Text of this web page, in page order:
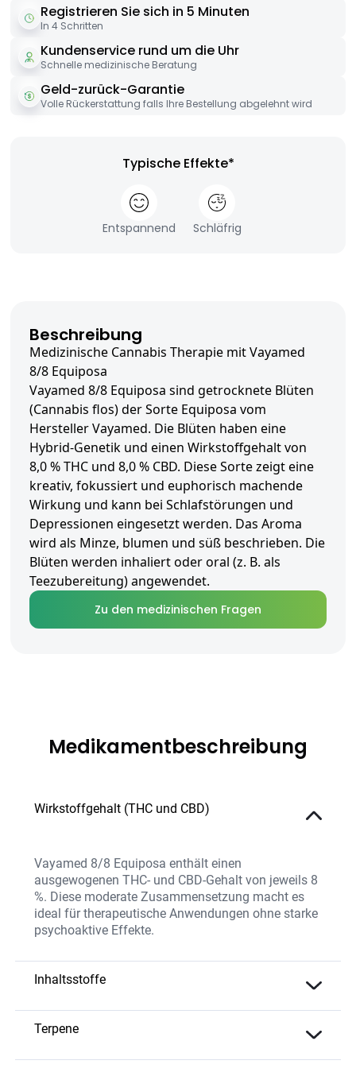
Registrieren Sie sich in 5 Minuten
In 4 Schritten
Kundenservice rund um die Uhr
Schnelle medizinische Beratung
Geld-zurück-Garantie
Volle Rückerstattung falls Ihre Bestellung abgelehnt wird
Typische Effekte*
Entspannend Schläfrig
Beschreibung
Medizinische Cannabis Therapie mit Vayamed
8/8 Equiposa
Vayamed 8/8 Equiposa sind getrocknete Blüten
(Cannabis flos) der Sorte Equiposa vom
Hersteller Vayamed. Die Blüten haben eine
Hybrid-Genetik und einen Wirkstoffgehalt von
8,0 % THC und 8,0 % CBD. Diese Sorte zeigt eine
kreativ, fokussiert und euphorisch machende
Wirkung und kann bei Schlafstörungen und
Depressionen eingesetzt werden. Das Aroma
wird als Minze, blumen und süß beschrieben. Die
Blüten werden inhaliert oder oral (z. B. als
Teezubereitung) angewendet.
Zu den medizinischen Fragen
Medikamentbeschreibung
Wirkstoffgehalt (THC und CBD)
Vayamed 8/8 Equiposa enthält einen
ausgewogenen THC- und CBD-Gehalt von jeweils 8
%. Diese moderate Zusammensetzung macht es
ideal für therapeutische Anwendungen ohne starke
psychoaktive Effekte.
Inhaltsstoffe
Die Sorte kombiniert moderate THC- und CBD-
Werte sowie natürliche Terpene, die ein
Vorteile bieten. Equiposa wird ohne Zusatzstoffe
Terpene
Myrcen– Beruhigend; fördert körperliche